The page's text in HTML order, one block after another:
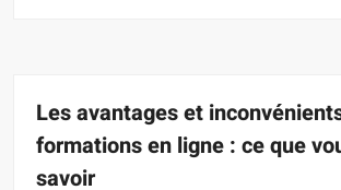
Les avantages et
formations en ligne : ce que
savoir